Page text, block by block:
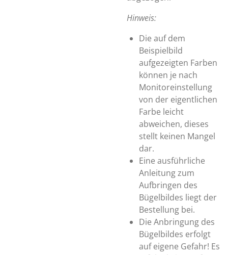
Hinweis:
Die auf dem
Beispielbild
aufgezeigten Farben
können je nach
Monitoreinstellung
von der eigentlichen
Farbe leicht
abweichen, dieses
stellt keinen Mangel
dar.
Eine ausführliche
Anleitung zum
Aufbringen des
Bügelbildes liegt der
Bestellung bei.
Die Anbringung des
Bügelbildes erfolgt
auf eigene Gefahr! Es